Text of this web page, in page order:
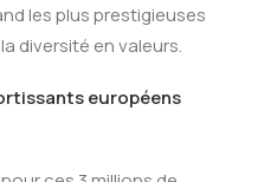
les plus prestigieuses
diversité en valeurs.
européens